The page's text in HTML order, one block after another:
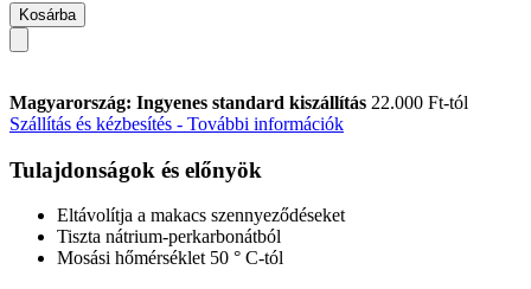
Kosárba
Magyarország: Ingyenes standard kiszállítás 22.000 Ft-tól
Szállítás és kézbesítés - További információk
Tulajdonságok és előnyök
Eltávolítja a makacs szennyeződéseket
Tiszta nátrium-perkarbonátból
Mosási hőmérséklet 50 ° C-tól